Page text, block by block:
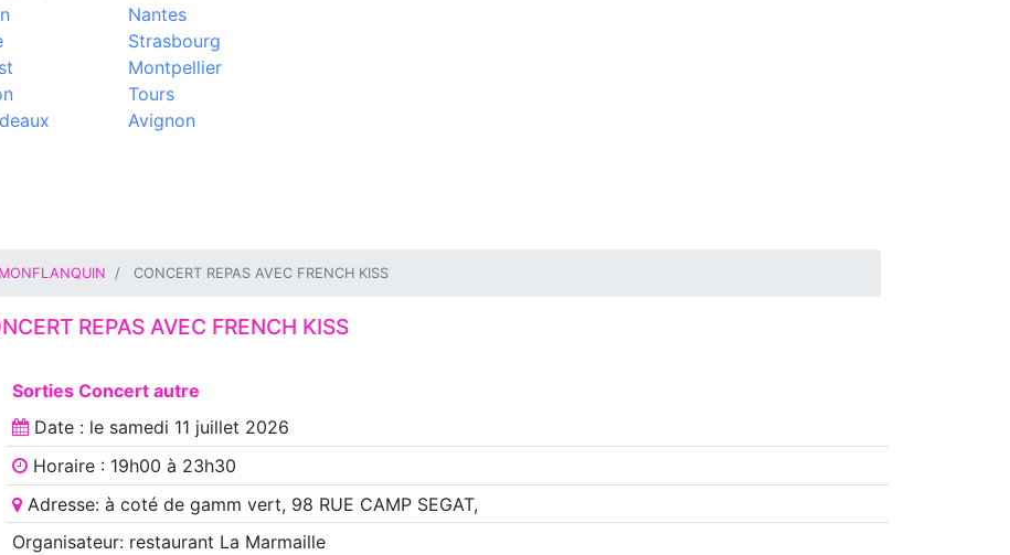
Nantes
Strasbourg
Montpellier
Tours
Avignon
MONFLANQUIN CONCERT REPAS AVEC FRENCH KISS
REPAS AVEC FRENCH KISS
Sorties Concert autre
Date : le samedi 11 juillet 2026
Horaire : 19h00 à 23h30
Adresse: à coté de gamm vert, 98 RUE CAMP SEGAT,
Organisateur: restaurant La Marmaille